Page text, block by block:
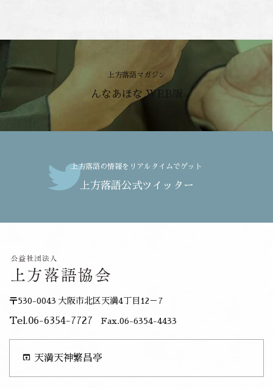
上方落語マガジン
んなあほな WEB版
上方落語の情報をリアルタイムでゲット
上方落語公式ツイッター
〒530-0043 大阪市北区天満4丁目12－7
Tel.06-6354-7727 Fax.06-6354-4433
open_in_browser 天満天神繁昌亭